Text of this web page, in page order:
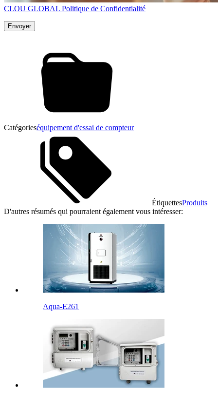
CLOU GLOBAL Politique de Confidentialité
Catégorieséquipement d'essai de compteur
ÉtiquettesProduits
D'autres résumés qui pourraient également vous intéresser:
Aqua-E261